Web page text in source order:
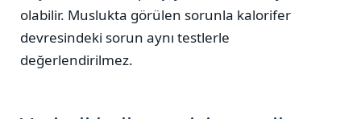
olabilir. Muslukta görülen sorunla kalorifer
devresindeki sorun aynı testlerle
değerlendirilmez.